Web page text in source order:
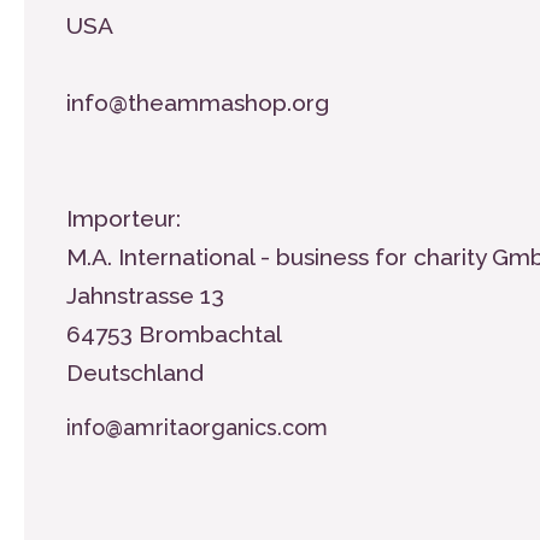
USA
info@theammashop.org
Importeur:
M.A. International - business for charity
Jahnstrasse 13
64753 Brombachtal
Deutschland
info@amritaorganics.com